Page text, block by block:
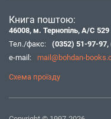
Книга поштою:
46008, м. Тернопіль, А/С 529
Тел./факс:
(0352) 51-97-97,
e-mail:
mail@bohdan-
Схема проїзду